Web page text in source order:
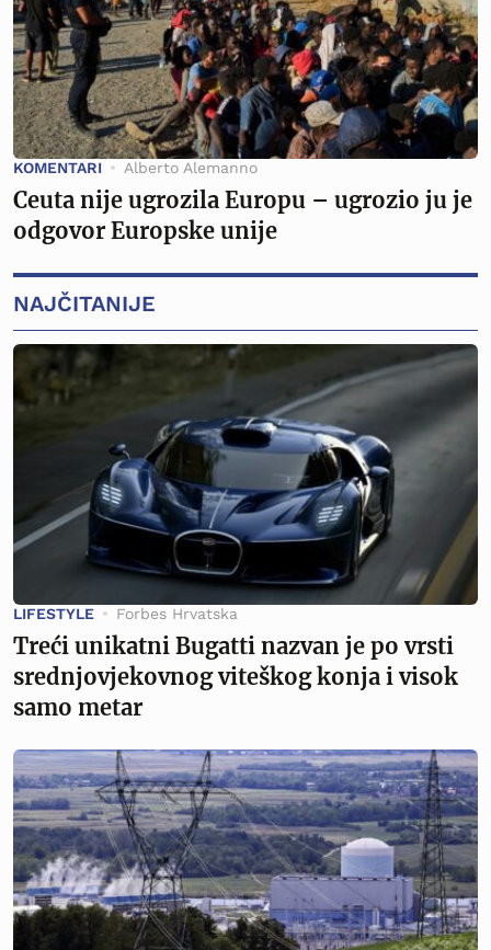
KOMENTARI Alberto Alemanno
Ceuta nije ugrozila Europu – ugrozio ju je
odgovor Europske unije
NAJČITANIJE
LIFESTYLE Forbes Hrvatska
Treći unikatni Bugatti nazvan je po vrsti
srednjovjekovnog viteškog konja i visok
samo metar